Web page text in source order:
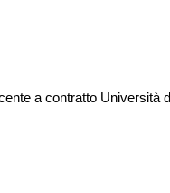
a contratto Università